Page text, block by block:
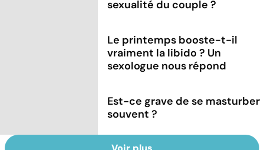
sexualité du couple ?
Le printemps booste-t-il
vraiment la libido ? Un
sexologue nous répond
Est-ce grave de se masturber
souvent ?